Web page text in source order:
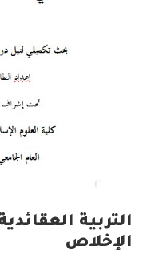
التربية
الإخلاص